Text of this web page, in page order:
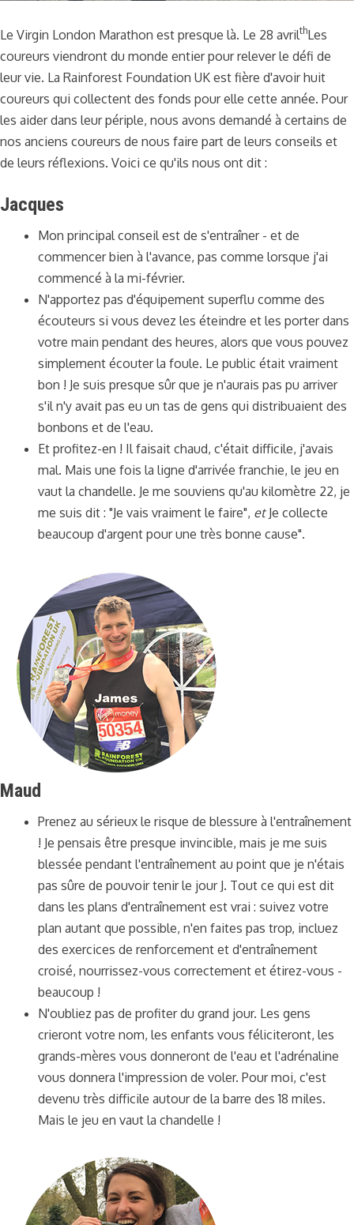
Le Virgin London Marathon est presque là. Le 28 avrilthLes
coureurs viendront du monde entier pour relever le défi de
leur vie. La Rainforest Foundation UK est fière d'avoir huit
coureurs qui collectent des fonds pour elle cette année. Pour
les aider dans leur périple, nous avons demandé à certains de
nos anciens coureurs de nous faire part de leurs conseils et
de leurs réflexions. Voici ce qu'ils nous ont dit :
Jacques
Mon principal conseil est de s'entraîner - et de
commencer bien à l'avance, pas comme lorsque j'ai
commencé à la mi-février.
N'apportez pas d'équipement superflu comme des
écouteurs si vous devez les éteindre et les porter dans
votre main pendant des heures, alors que vous pouvez
simplement écouter la foule. Le public était vraiment
bon ! Je suis presque sûr que je n'aurais pas pu arriver
s'il n'y avait pas eu un tas de gens qui distribuaient des
bonbons et de l'eau.
Et profitez-en ! Il faisait chaud, c'était difficile, j'avais
mal. Mais une fois la ligne d'arrivée franchie, le jeu en
vaut la chandelle. Je me souviens qu'au kilomètre 22, je
me suis dit : "Je vais vraiment le faire", etJe collecte
beaucoup d'argent pour une très bonne cause".
Maud
Prenez au sérieux le risque de blessure à l'entraînement
! Je pensais être presque invincible, mais je me suis
blessée pendant l'entraînement au point que je n'étais
pas sûre de pouvoir tenir le jour J. Tout ce qui est dit
dans les plans d'entraînement est vrai : suivez votre
plan autant que possible, n'en faites pas trop, incluez
des exercices de renforcement et d'entraînement
croisé, nourrissez-vous correctement et étirez-vous -
beaucoup !
N'oubliez pas de profiter du grand jour. Les gens
crieront votre nom, les enfants vous féliciteront, les
grands-mères vous donneront de l'eau et l'adrénaline
vous donnera l'impression de voler. Pour moi, c'est
devenu très difficile autour de la barre des 18 miles.
Mais le jeu en vaut la chandelle !